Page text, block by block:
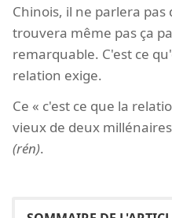
Chinois, il ne parlera
trouvera même pas ça
remarquable. C'est ce
relation exige.
Ce « c'est ce que la
vieux de deux
(rén).